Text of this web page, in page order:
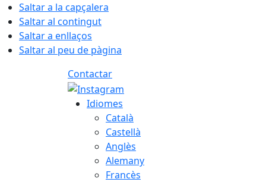
Saltar a la capçalera
Saltar al contingut
Saltar a enllaços
Saltar al peu de pàgina
Contactar
Idiomes
Català
Castellà
Anglès
Alemany
Francès